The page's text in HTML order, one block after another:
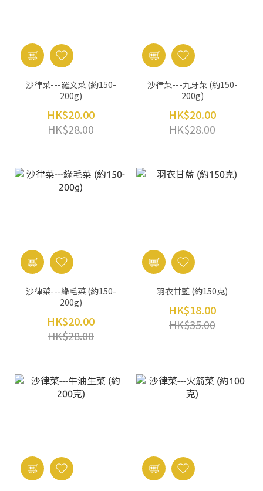
沙律菜---羅文菜 (約150-
200g)
HK$20.00
HK$28.00
沙律菜---九牙菜 (約150-
200g)
HK$20.00
HK$28.00
沙律菜---綠毛菜 (約150-
200g)
HK$20.00
HK$28.00
羽衣甘藍 (約150克)
HK$18.00
HK$35.00